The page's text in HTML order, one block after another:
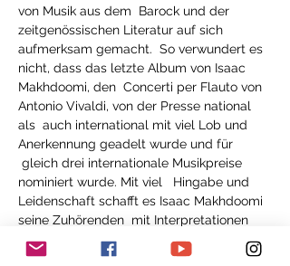
von Musik aus dem  Barock und der
zeitgenössischen Literatur auf sich
aufmerksam gemacht.  So verwundert es
nicht, dass das letzte Album von Isaac
Makhdoomi, den  Concerti per Flauto von
Antonio Vivaldi, von der Presse national
als  auch international mit viel Lob und
Anerkennung geadelt wurde und für
gleich drei internationale Musikpreise
nominiert wurde. Mit viel   Hingabe und
Leidenschaft schafft es Isaac Makhdoomi
seine Zuhörenden  mit Interpretationen
alter Musik zu beglücken und somit einen
Brückenschlag zwischen alten